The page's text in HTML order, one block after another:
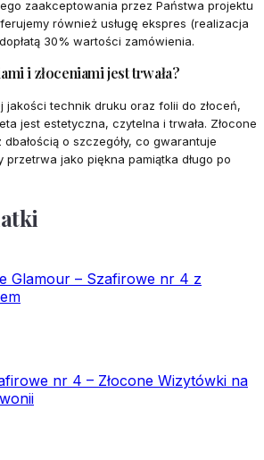
zaakceptowania przez Państwa projektu
również usługę ekspres (realizacja
30% wartości zamówienia.
i złoceniami jest trwała?
jakości technik druku oraz folii do złoceń,
jest estetyczna, czytelna i trwała. Złocone
o szczegóły, co gwarantuje
jako piękna pamiątka długo po
Glamour – Szafirowe nr 4 z
nr 4 – Złocone Wizytówki na